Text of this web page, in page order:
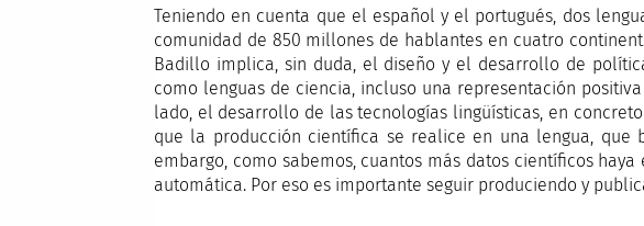
Teniendo en cuenta que el español y el portugués, dos
comunidad de 850 millones de hablantes en cuatro
Badillo implica, sin duda, el diseño y el desarrollo de
como lenguas de ciencia, incluso una representación
lado, el desarrollo de las tecnologías lingüísticas, en
que la producción científica se realice en una lengua, que
embargo, como sabemos, cuantos más datos científicos
automática. Por eso es importante seguir produciendo y